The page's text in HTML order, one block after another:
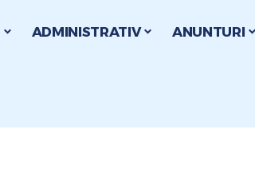
ADMINISTRATIV ANUNTURI